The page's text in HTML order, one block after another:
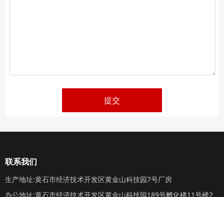
提交
联系我们
生产地址:黄石市经济技术开发区黄金山科技园7号厂房
办公地址:黄石市经济技术开发区黄金山科技园189号孵化楼11号楼2